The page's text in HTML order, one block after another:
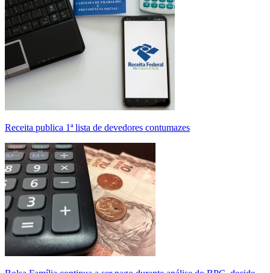
Receita publica 1ª lista de devedores contumazes